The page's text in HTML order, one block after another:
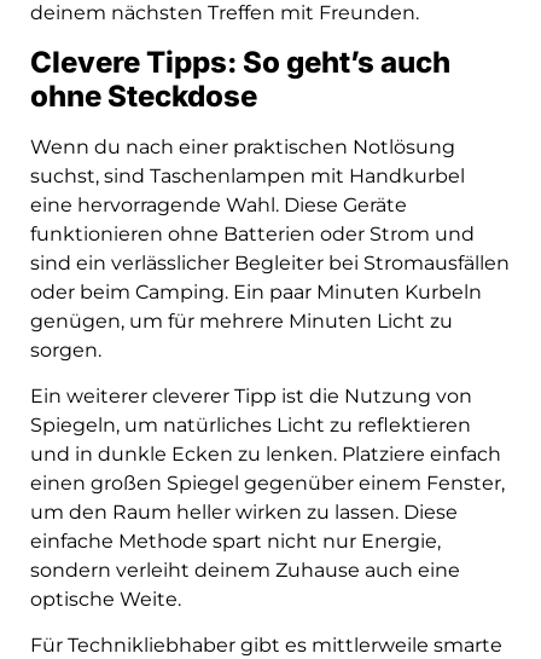
deinem nächsten Treffen mit Freunden.
Clevere Tipps: So geht’s auch
ohne Steckdose
Wenn du nach einer praktischen Notlösung
suchst, sind Taschenlampen mit Handkurbel
eine hervorragende Wahl. Diese Geräte
funktionieren ohne Batterien oder Strom und
sind ein verlässlicher Begleiter bei Stromausfällen
oder beim Camping. Ein paar Minuten Kurbeln
genügen, um für mehrere Minuten Licht zu
sorgen.
Ein weiterer cleverer Tipp ist die Nutzung von
Spiegeln, um natürliches Licht zu reflektieren
und in dunkle Ecken zu lenken. Platziere einfach
einen großen Spiegel gegenüber einem Fenster,
um den Raum heller wirken zu lassen. Diese
einfache Methode spart nicht nur Energie,
sondern verleiht deinem Zuhause auch eine
optische Weite.
Für Technikliebhaber gibt es mittlerweile smarte